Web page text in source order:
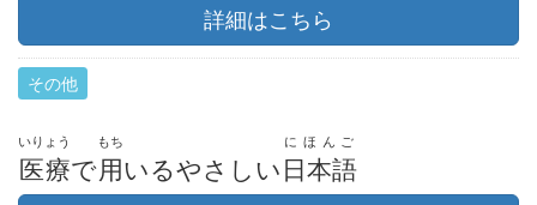
詳細はこちら
その他
医療
いりょう
で用
もち
いるやさしい日本語
にほんご